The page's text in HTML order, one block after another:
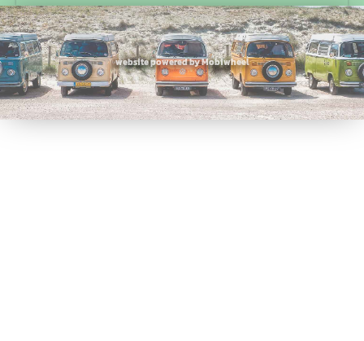
website powered by Mobiwheel